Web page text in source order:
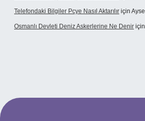
Telefondaki Bilgiler Pcye Nasıl Aktarılır için Aysel
Osmanlı Devleti Deniz Askerlerine Ne Denir için
giriş